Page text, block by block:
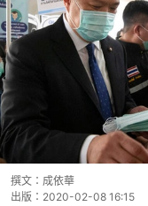
撰文： 成依華
出版： 2020-02-08 16:15